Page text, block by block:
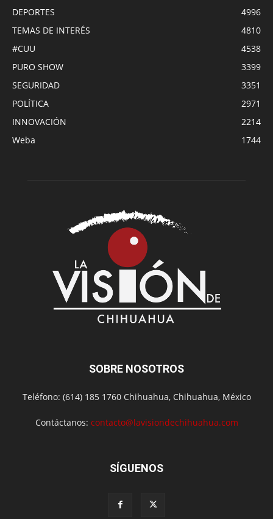
DEPORTES
4996
TEMAS DE INTERÉS
4810
#CUU
4538
PURO SHOW
3399
SEGURIDAD
3351
POLÍTICA
2971
INNOVACIÓN
2214
Weba
1744
SOBRE NOSOTROS
Teléfono: (614) 185 1760 Chihuahua, Chihuahua, México
Contáctanos: contacto@lavisiondechihuahua.com
SÍGUENOS